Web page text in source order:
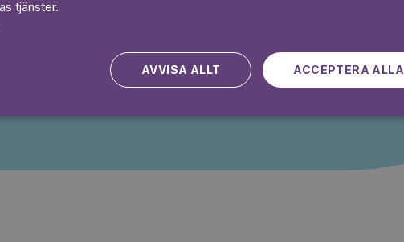
gratis
tjänster.
ACCEPTERA ALLA
AVVISA ALLT